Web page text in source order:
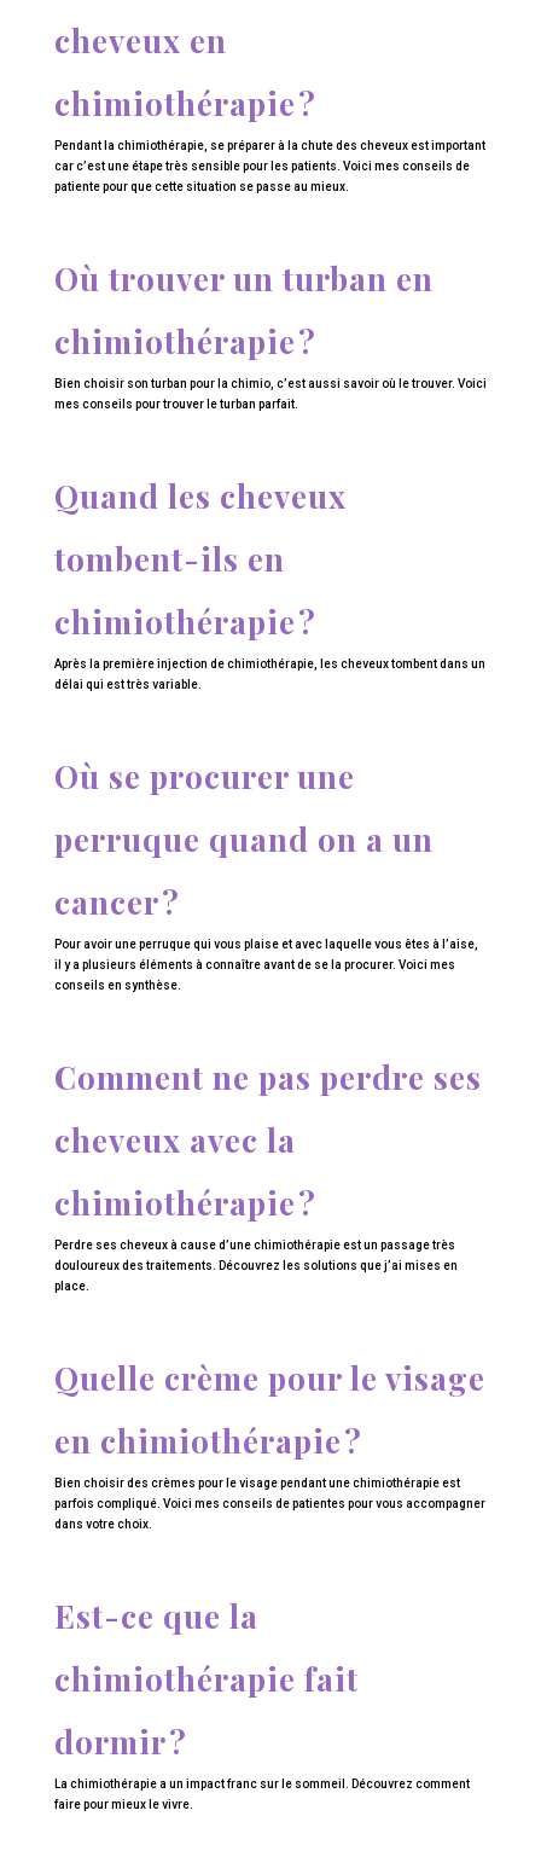
cheveux en
chimiothérapie ?
Pendant la chimiothérapie, se préparer à la chute des cheveux est important
car c’est une étape très sensible pour les patients. Voici mes conseils de
patiente pour que cette situation se passe au mieux.
Où trouver un turban en
chimiothérapie ?
Bien choisir son turban pour la chimio, c’est aussi savoir où le trouver. Voici
mes conseils pour trouver le turban parfait.
Quand les cheveux
tombent-ils en
chimiothérapie ?
Après la première injection de chimiothérapie, les cheveux tombent dans un
délai qui est très variable.
Où se procurer une
perruque quand on a un
cancer ?
Pour avoir une perruque qui vous plaise et avec laquelle vous êtes à l’aise,
il y a plusieurs éléments à connaître avant de se la procurer. Voici mes
conseils en synthèse.
Comment ne pas perdre ses
cheveux avec la
chimiothérapie ?
Perdre ses cheveux à cause d’une chimiothérapie est un passage très
douloureux des traitements. Découvrez les solutions que j’ai mises en
place.
Quelle crème pour le visage
en chimiothérapie ?
Bien choisir des crèmes pour le visage pendant une chimiothérapie est
parfois compliqué. Voici mes conseils de patientes pour vous accompagner
dans votre choix.
Est-ce que la
chimiothérapie fait
dormir ?
La chimiothérapie a un impact franc sur le sommeil. Découvrez comment
faire pour mieux le vivre.